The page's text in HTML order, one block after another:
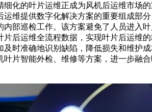
的叶片运维正成为风机后运维市场
维提供数字化解决方案的重要组成部
部巡检工作。该方案避免了人员进
后运维全流程数据，实现叶片后运维
时准确地识别缺陷，降低损失和维护
片智能外检、维修等方案，进一步融